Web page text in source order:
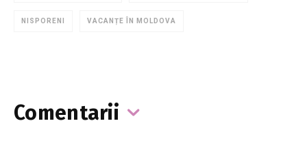
NISPORENI VACANȚE ÎN MOLDOVA
Comentarii